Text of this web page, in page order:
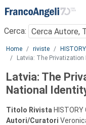
Menu
Cerca:
Main content
Home riviste
Latvia: The
Latvia: The
National
Titolo Rivista HISTORY
Autori/Curatori